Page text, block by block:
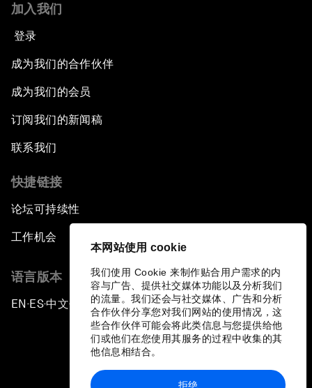
本网站使用 cookie
我们使用 Cookie 来制作贴合用户需求的内
容与广告、提供社交媒体功能以及分析我们
的流量。我们还会与社交媒体、广告和分析
合作伙伴分享您对我们网站的使用情况，这
些合作伙伴可能会将此类信息与您提供给他
们或他们在您使用其服务的过程中收集的其
他信息相结合。
拒绝
加入我们
登录
成为我们的合作伙伴
成为我们的会员
订阅我们的新闻稿
联系我们
快捷链接
论坛可持续性
工作机会
语言版本
EN ▪ES▪中文▪ 日本語